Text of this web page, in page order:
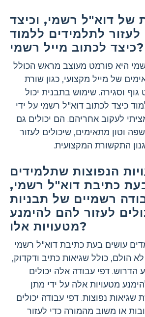
של דוא"ל רשמי, וכיצד
לעזור לתלמידים ללמוד
כיצד לכתוב מייל רשמי?
היא פורמט מעוצב מראש הכולל
של מייל מקצועי, כגון שורת
וסגירה. שימוש בתבנית יכול
כיצד לכתוב דוא"ל רשמי על ידי
לעקוב אחריהם. הם יכולים גם
וטון מתאימים, שיכולים לעזור
התקשורת המקצועית.
הנפוצות שתלמידים
כתיבת דוא"ל רשמי,
רשמיים של תבניות
לעזור להם להימנע
מטעויות אלו?
עושים בעת כתיבת דוא"ל רשמי
הולם, כולל שגיאות כתיב ודקדוק,
הדרוש. דפי עבודה אלה יכולים
מטעויות אלה על ידי מתן
שגיאות נפוצות. דפי עבודה יכולים
או משוב מהמורה כדי לעזור